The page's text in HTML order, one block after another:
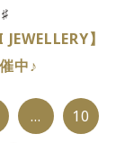
】
中♪
... 10